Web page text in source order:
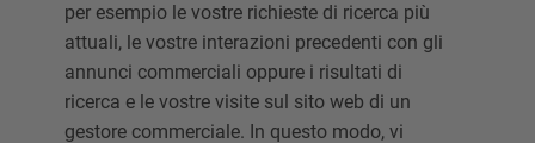
per esempio le vostre richieste di ricerca più
attuali, le vostre interazioni precedenti con gli
annunci commerciali oppure i risultati di
ricerca e le vostre visite sul sito web di un
gestore commerciale. In questo modo, vi